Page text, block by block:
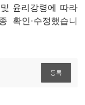
윤리강령에 따라
확인·수정했습니